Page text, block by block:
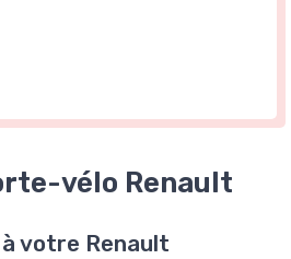
vélo Renault
votre Renault